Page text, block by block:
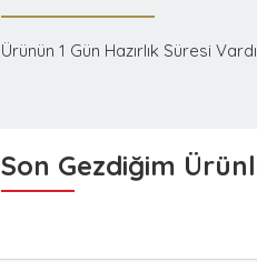
Ürünün 1 Gün Hazırlık Süresi
Son Gezdiğim